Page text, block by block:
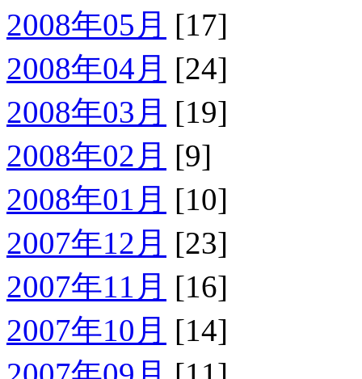
2008年05月 [17]
2008年04月 [24]
2008年03月 [19]
2008年02月 [9]
2008年01月 [10]
2007年12月 [23]
2007年11月 [16]
2007年10月 [14]